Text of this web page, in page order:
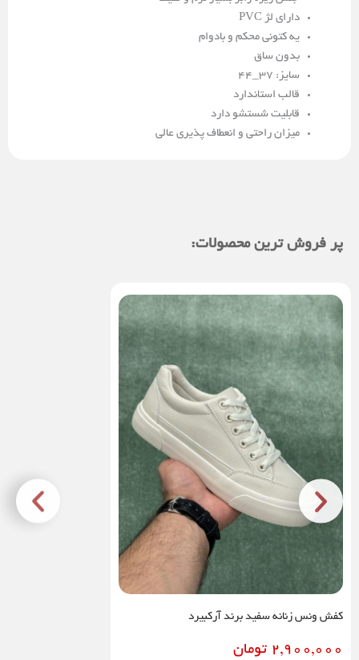
دارای لژ PVC
یه کتونی محکم و بادوام
بدون ساق
سایز: 37_44
قالب استاندارد
قابلیت شستشو دارد
میزان راحتی و انعطاف پذیری عالی
پر فروش ترین محصولات:
کفش ونس زنانه سفید برند آرکبیرد
2,900,000 تومان